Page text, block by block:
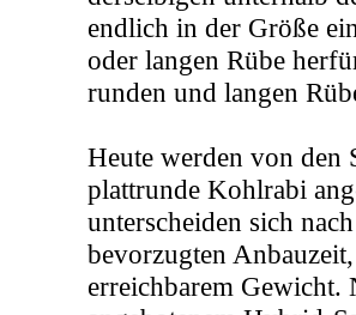
endlich in der Größe
oder langen Rübe
runden und langen
Heute werden von den
plattrunde Kohlrabi
unterscheiden sich
bevorzugten
erreichbarem Gewicht.